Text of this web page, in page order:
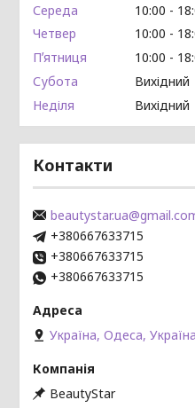
Середа
10:00
Четвер
10:00
Пʼятниця
10:00
Субота
Вихідний
Неділя
Вихідний
Контакти
+380667633715
+380667633715
+380667633715
Україна, Одеса, Україна
BeautyStar